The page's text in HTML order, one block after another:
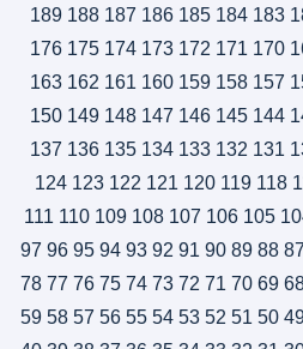
189 188 187 186 185 184 183
176 175 174 173 172 171 170
163 162 161 160 159 158 157
150 149 148 147 146 145 144
137 136 135 134 133 132 131
124 123 122 121 120 119 118
111 110 109 108 107 106 105
97 96 95 94 93 92 91 90 89 88 87
78 77 76 75 74 73 72 71 70 69
59 58 57 56 55 54 53 52 51 50